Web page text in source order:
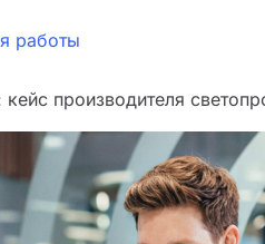
работы
производителя